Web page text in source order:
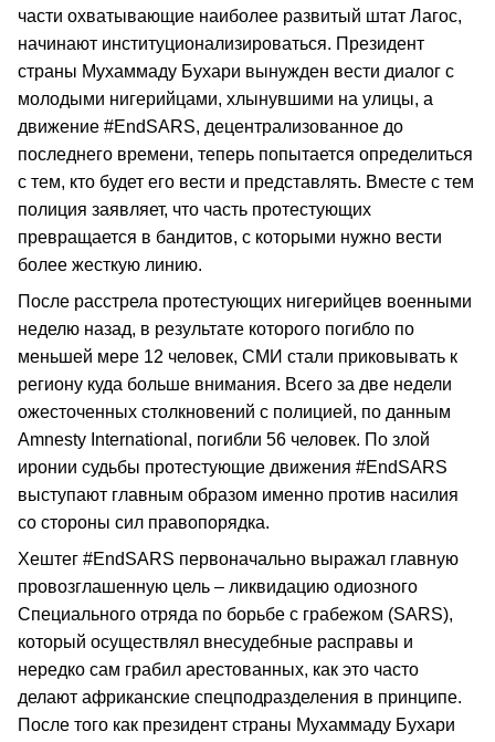
части охватывающие наиболее развитый штат Лагос,
начинают институционализироваться. Президент
страны Мухаммаду Бухари вынужден вести диалог с
молодыми нигерийцами, хлынувшими на улицы, а
движение #EndSARS, децентрализованное до
последнего времени, теперь попытается определиться
с тем, кто будет его вести и представлять. Вместе с тем
полиция заявляет, что часть протестующих
превращается в бандитов, с которыми нужно вести
более жесткую линию.
После расстрела протестующих нигерийцев военными
неделю назад, в результате которого погибло по
меньшей мере 12 человек, СМИ стали приковывать к
региону куда больше внимания. Всего за две недели
ожесточенных столкновений с полицией, по данным
Amnesty International, погибли 56 человек. По злой
иронии судьбы протестующие движения #EndSARS
выступают главным образом именно против насилия
со стороны сил правопорядка.
Хештег #EndSARS первоначально выражал главную
провозглашенную цель – ликвидацию одиозного
Специального отряда по борьбе с грабежом (SARS),
который осуществлял внесудебные расправы и
нередко сам грабил арестованных, как это часто
делают африканские спецподразделения в принципе.
После того как президент страны Мухаммаду Бухари